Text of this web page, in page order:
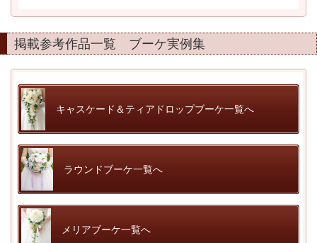
掲載参考作品一覧 ブーケ実例集
キャスケード＆ティアドロップブーケ一覧へ
ラウンドブーケ一覧へ
メリアブーケ一覧へ